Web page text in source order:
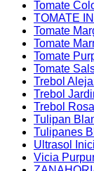
Tomate
TOMATE
Tomate
Tomate
Tomate
Tomate
Trebol
Trebol
Trebol
Tulipan
Tulipanes
Ultrasol
Vicia